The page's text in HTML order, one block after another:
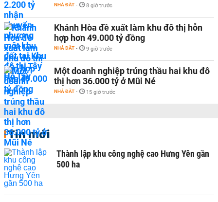
NHÀ ĐẤT - 8 giờ trước
Khánh Hòa đề xuất làm khu đô thị hỗn
hợp hơn 49.000 tỷ đồng
NHÀ ĐẤT - 9 giờ trước
Một doanh nghiệp trúng thầu hai khu đô
thị hơn 36.000 tỷ ở Mũi Né
NHÀ ĐẤT - 15 giờ trước
Tin mới
Thành lập khu công nghệ cao Hưng Yên gần
500 ha